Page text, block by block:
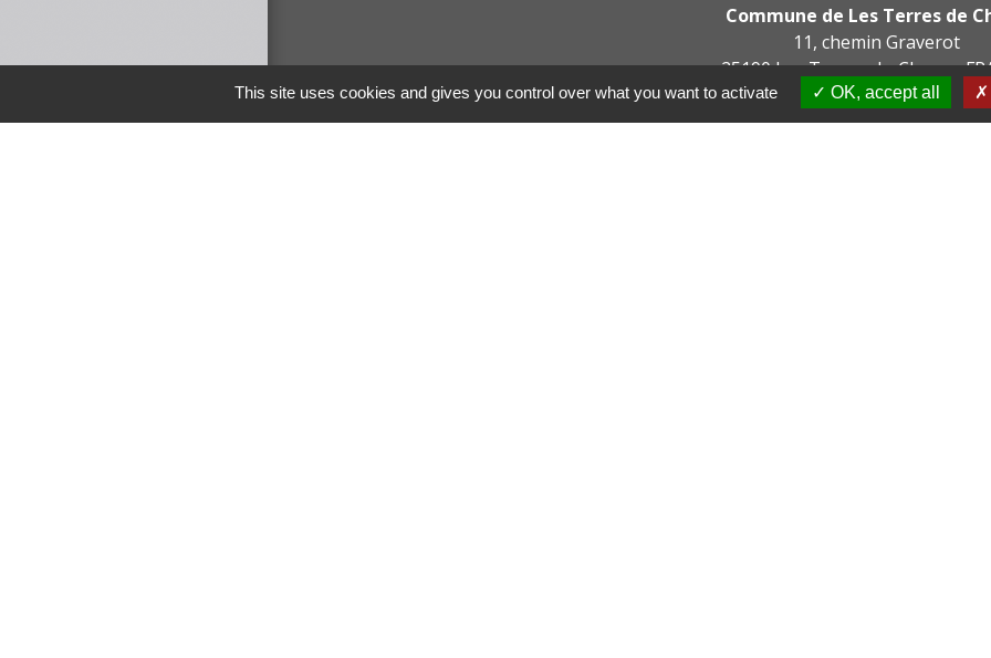
Commune de Les Terres de
11, chemin Graverot
25190 Les Terres-de-Chaux -
+33 3 81 94 14 85
Contact par formulaire
This site uses cookies and gives you control over what you want to activate OK, accept all